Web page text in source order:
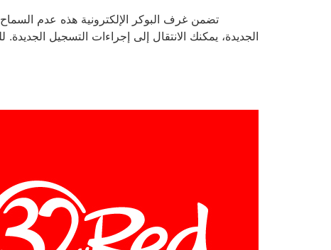
تضمن غرف البوكر الإلكترونية هذه عدم
الجديدة، يمكنك الانتقال إلى إجراءات التسجيل الجديدة.